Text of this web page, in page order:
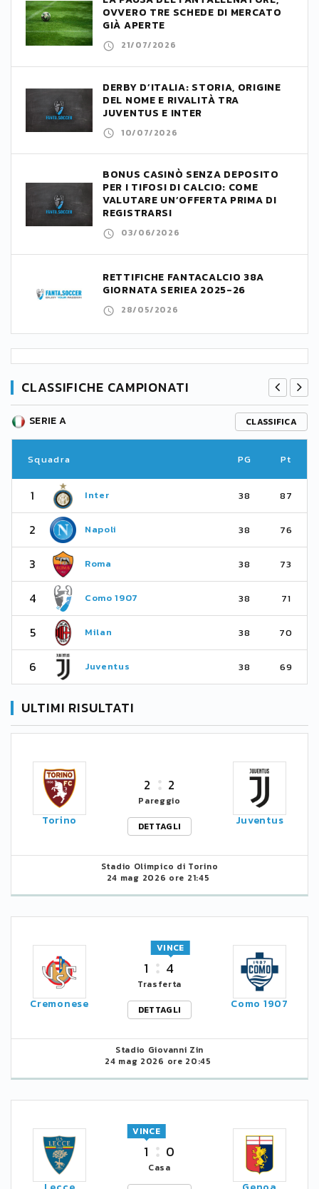
OVVERO TRE SCHEDE DI MERCATO
GIÀ APERTE
21/07/2026
DERBY D’ITALIA: STORIA, ORIGINE
DEL NOME E RIVALITÀ TRA
JUVENTUS E INTER
10/07/2026
BONUS CASINÒ SENZA DEPOSITO
PER I TIFOSI DI CALCIO: COME
VALUTARE UN’OFFERTA PRIMA DI
REGISTRARSI
03/06/2026
RETTIFICHE FANTACALCIO 38A
GIORNATA SERIEA 2025-26
28/05/2026
CLASSIFICHE CAMPIONATI
SERIE A CLASSIFICA
Squadra PG Pt
1 Inter 38 87
2 Napoli 38 76
3 Roma 38 73
4 Como 1907 38 71
5 Milan 38 70
6 Juventus 38 69
ULTIMI RISULTATI
Torino
2 2
Pareggio
DETTAGLI
Juventus
Stadio Olimpico di Torino
24 mag 2026 ore 21:45
Cremonese
1 4
VINCE
Trasferta
DETTAGLI
Como 1907
Stadio Giovanni Zin
24 mag 2026 ore 20:45
1
VINCE
0
Casa